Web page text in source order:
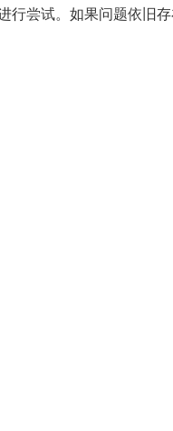
行尝试。如果问题依旧